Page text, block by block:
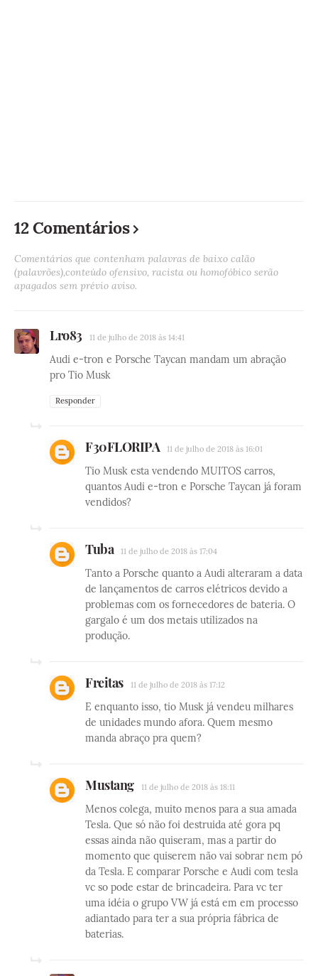
12 Comentários
Comentários que contenham palavras de baixo calão
(palavrões),conteúdo ofensivo, racista ou homofóbico serão
apagados sem prévio aviso.
Lro83 11 de julho de 2018 às 14:41
Audi e-tron e Porsche Taycan mandam um abração
pro Tio Musk
Responder
F30FLORIPA 11 de julho de 2018 às 16:01
Tio Musk esta vendendo MUITOS carros,
quantos Audi e-tron e Porsche Taycan já foram
vendidos?
Tuba 11 de julho de 2018 às 17:04
Tanto a Porsche quanto a Audi alteraram a data
de lançamentos de carros elétricos devido a
problemas com os fornecedores de bateria. O
gargalo é um dos metais utilizados na
produção.
Freitas 11 de julho de 2018 às 17:12
E enquanto isso, tio Musk já vendeu milhares
de unidades mundo afora. Quem mesmo
manda abraço pra quem?
Mustang 11 de julho de 2018 às 18:11
Menos colega, muito menos para a sua amada
Tesla. Que só não foi destruida até gora pq
essas ainda não quiseram, mas a partir do
momento que quiserem não vai sobrar nem pó
da Tesla. E comparar Porsche e Audi com tesla
vc so pode estar de brincadeira. Para vc ter
uma idéia o grupo VW já está em em processo
adiantado para ter a sua própria fábrica de
baterias.